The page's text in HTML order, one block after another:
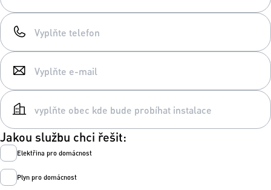
Jakou službu chci řešit:
Elektřina pro domácnost
Plyn pro domácnost